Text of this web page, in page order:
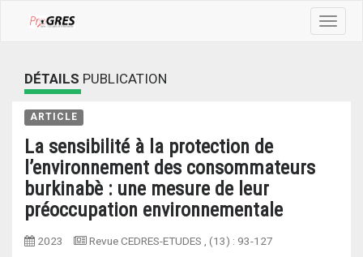
Toggle
DÉTAILS PUBLICATION
ARTICLE
La sensibilité à la protection de
l’environnement des consommateurs
burkinabè : une mesure de leur
préoccupation environnementale
2023 Revue CEDRES-ETUDES , (13) : 93-127